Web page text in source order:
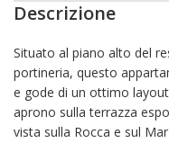
Descrizione
Situato al piano alto del
portineria, questo
e gode di un ottimo
aprono sulla terrazza
vista sulla Rocca e sul